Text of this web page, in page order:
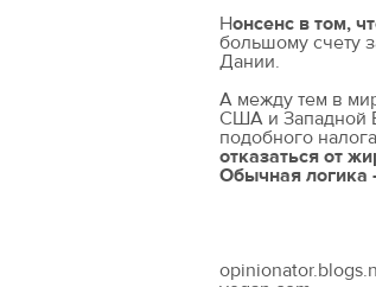
Нонсенс в том,
большому счету
Дании.
А между тем в
США и Западной
подобного
отказаться от
Обычная логика